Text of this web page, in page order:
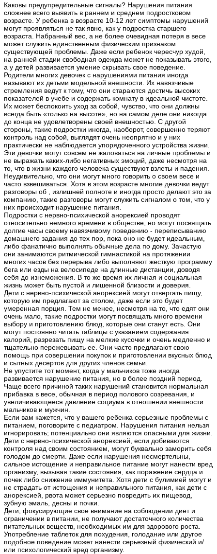
Каковы предупредительные сигналы? Нарушения питания
сложнее всего выявить в раннем и среднем подростковом
возрасте. У ребенка в возрасте 10-12 лет симптомы нарушений
могут проявляться не так явно, как у подростка старшего
возраста. Набранный вес, а не более очевидная потеря в весе
может служить единственным физическим признаком
существующей проблемы. Даже если ребенок чересчур худой,
на ранней стадии свободная одежда может не показывать этого,
а у детей развивается умение скрывать свое поведение.
Родители многих девочек с нарушениями питания иногда
называют их детьми модельной внешности. Их навязчивые
стремления ведут к тому, что они стараются достичь высоких
показателей в учебе и содержать комнату в идеальной чистоте.
Их может беспокоить уход за собой, чувство, что они должны
всегда быть «только на высоте», но на самом деле они никогда
до конца не удовлетворены своей внешностью. С другой
стороны, такие подростки иногда, наоборот, совершенно теряют
контроль над собой, выглядят очень неопрятно и у них
практически не наблюдается упорядоченного устройства жизни.
Эти девочки могут совсем не жаловаться на личные проблемы и
не выражать каких-либо негативных эмоций, даже несмотря на
то, что в жизни каждого человека существуют взлеты и падения.
Неудивительно, что они могут много говорить о своем весе и
часто взвешиваться. Хотя в этом возрасте многие девочки ведут
разговоры об , излишней полноте и иногда просто делают это за
компанию, такие разговоры могут служить сигналом о том, что у
них происходит нарушение питания.
Подростки с нервно-психической анорексией проводят
относительно немного времени в обществе, но могут посвящать
долгие часы своему навязчивому поведению - переписыванию
домашнего задания до тех пор, пока оно не будет идеальным,
либо фанатично выполнять обычные дела по дому. Зачастую
они занимаются ритмической гимнастикой на протяжении
многих часов без перерыва либо выполняют жесткую программу
бега или езды на велосипеде на длинные дистанции, доводя
себя до изнеможения. В то же время их личная и социальная
жизнь может быть пустой и лишенной близости и доверия.
Дети с нервно-психической анорексией могут отвергать пищу,
которую им предлагают за столом, даже если это будет
умеренная порция. Тем не менее, несмотря на то, что едят они
очень мало, такие подростки могут посвящать много времени
выбору и приготовлению блюд, которые они станут есть. Они
могут постоянно читать таблицы с указанием содержания
калорий, разрезать пищу на мелкие кусочки и очень медленно и
тщательно пережевывать ее. Они часто предлагают свою
помощь при совершении покупок и приготовлении вкусных блюд
и сытных десертов для других членов семьи.
Не упустите тот момент, когда у мальчиков тоже иногда
развивается нарушение питания, но в более поздний период.
Чаще всего причиной таких нарушений становится нормальная
прибавка в весе, обычная в период полового созревания, и
увеличивающееся давление социума в отношении внешности
мальчиков и мужчин.
Если вам кажется, что у вашего ребенка серьезные проблемы с
питанием, поговорите с педиатром. Нарушения питания нельзя
игнорировать; потенциально они являются опасными для жизни.
Дети с нервно-психической анорексией, если добиваются
контроля над своим состоянием, могут буквально заморить себя
голодом до смерти. Даже если нарушения несмертельны,
сильное истощение и неправильное питание могут нанести вред
организму, вызывая такие состояния, как поражение сердца и
почек либо снижение иммунитета. Хотя дети с булимией могут и
не страдать от истощения и неправильного питания, как дети с
анорексией, рвота может серьезно повредить их пищевод,
зубную эмаль, десны и почки.
Дети, фокусирующие свое внимание на соблюдении диет и
ограничении в питании, не получают достаточного количества
питательных веществ, необходимых им для здорового роста.
Употребление таблеток для похудения, голодание или другое
подобное поведение может нанести серьезный физический и/
или психологический вред организму.